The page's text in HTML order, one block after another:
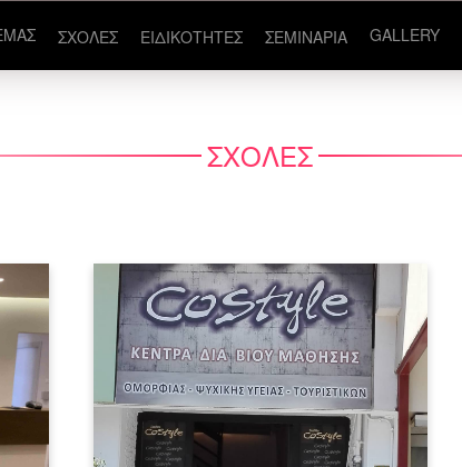
ΣΧΟΛΕΣ ΕΙΔΙΚΟΤΗΤΕΣ ΣΕΜΙΝΑΡΙΑ GALLERY
ΣΧΟΛΕΣ
Γίνε επαγγελματίας στην αισθητική
νυχιών με έναο ολοκληρωμένο
πρόγραμμα εκπαίδευσης.